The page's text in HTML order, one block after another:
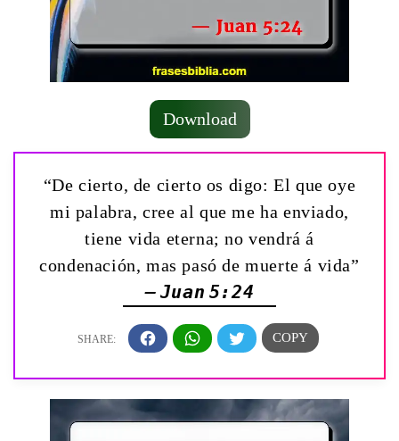
Download
“De cierto, de cierto os digo: El que oye
mi palabra, cree al que me ha enviado,
tiene vida eterna; no vendrá á
condenación, mas pasó de muerte á vida”
— Juan 5:24